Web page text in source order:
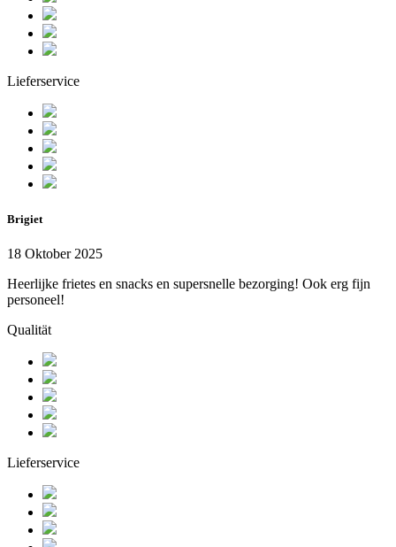
Lieferservice
Brigiet
18 Oktober 2025
Heerlijke frietes en snacks en supersnelle bezorging! Ook erg fijn
personeel!
Qualität
Lieferservice